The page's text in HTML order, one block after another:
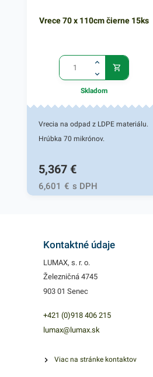
Vrece 70 x 110cm čierne 15ks
Skladom
Vrecia na odpad z LDPE materiálu.
Hrúbka 70 mikrónov.
5,367 €
6,601 € s DPH
Kontaktné údaje
LUMAX, s. r. o.
Železničná 4745
903 01 Senec
+421 (0)918 406 215
lumax@lumax.sk
Viac na stránke kontaktov